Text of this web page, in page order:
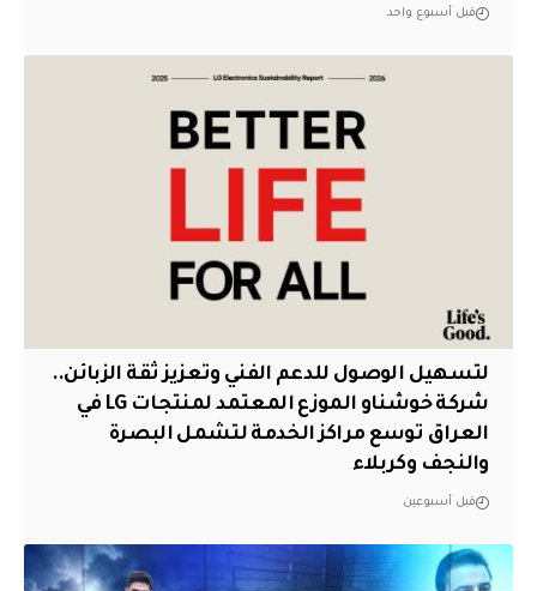
قبل أسبوع واحد
لتسهيل الوصول للدعم الفني وتعزيز ثقة الزبائن..
شركة خوشناو الموزع المعتمد لمنتجات LG في
العراق توسع مراكز الخدمة لتشمل البصرة
والنجف وكربلاء
قبل أسبوعين